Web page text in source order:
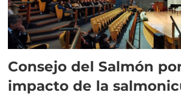
Consejo del Salmón
impacto de la